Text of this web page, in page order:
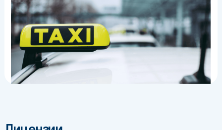
Психиатр-нарколог, стаж 15 лет